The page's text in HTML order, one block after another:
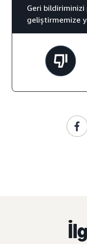
Geri bildiriminizi
geliştirmemize